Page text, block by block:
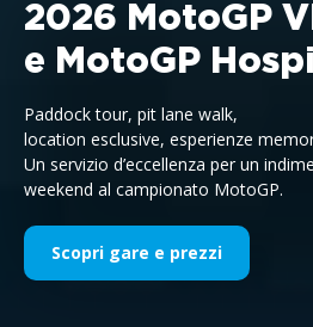
2026 MotoGP
e MotoGP
Paddock tour, pit lane walk,
location esclusive, esperienze
Un servizio d’eccellenza per un
weekend al campionato MotoGP.
Scopri gare e prezzi